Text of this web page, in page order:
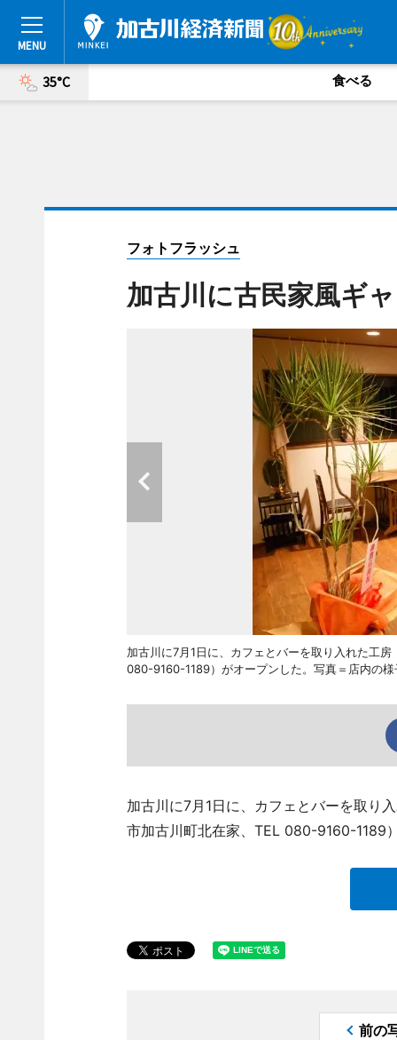
35°C 食べる
フォトフラッシュ
加古川に古民家風ギ
加古川に7月1日に、カフェとバーを取り入れた工
080-9160-1189）がオープンした。写真＝店内の様
加古川に7月1日に、カフェとバーを取り
市加古川町北在家、TEL 080-9160-1189
前の